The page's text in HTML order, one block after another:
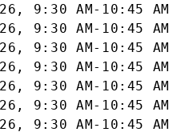
toll!!
Sarah, Dec 17
auch der
Müttern war sehr hilfreich
da man nicht
Habe direkt den
, 9:30 AM- 10:45 AM
, 9:30 AM- 10:45 AM
, 9:30 AM- 10:45 AM
, 9:30 AM- 10:45 AM
, 9:30 AM- 10:45 AM
, 9:30 AM- 10:45 AM
, 9:30 AM- 10:45 AM